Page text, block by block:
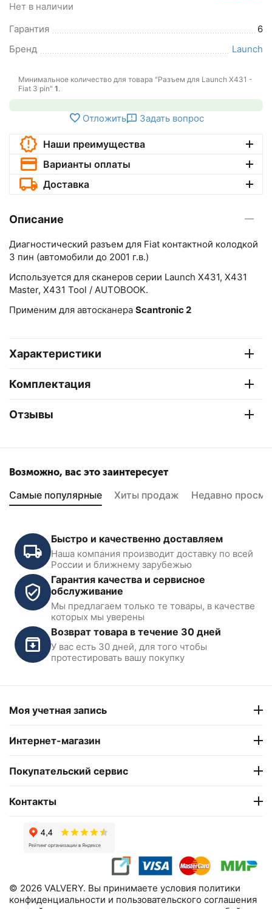
Нет в наличии
Гарантия
6
Бренд
Launch
Минимальное количество для товара "Разъем для Launch X431 -
Fiat 3 pin" 1.
Отложить Задать вопрос
Наши преимущества
Варианты оплаты
Доставка
Описание
Диагностический разъем для Fiat контактной колодкой
3 пин (автомобили до 2001 г.в.)
Используется для сканеров серии Launch X431, X431
Master, X431 Tool / AUTOBOOK.
Применим для автосканера Scantronic 2
Характеристики
Комплектация
Отзывы
Возможно, вас это заинтересует
Самые популярные Хиты продаж Недавно
Быстро и качественно доставляем
Наша компания производит доставку по всей
России и ближнему зарубежью
Гарантия качества и сервисное
обслуживание
Мы предлагаем только те товары, в качестве
которых мы уверены
Возврат товара в течение 30 дней
У вас есть 30 дней, для того чтобы
протестировать вашу покупку
Моя учетная запись
Интернет-магазин
Покупательский сервис
Контакты
© 2026 VALVERY. Вы принимаете условия политики
конфиденциальности и пользовательского соглашения